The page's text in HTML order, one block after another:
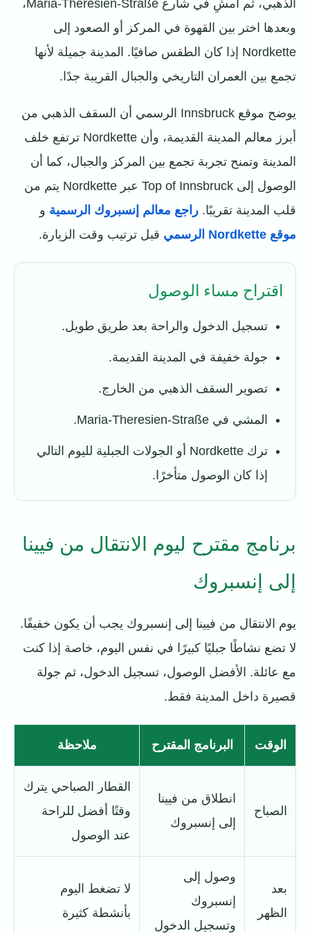
الذهبي، ثم امشِ في شارع Maria-Theresien-Straße،
وبعدها اختر بين القهوة في المركز أو الصعود إلى
Nordkette إذا كان الطقس صافيًا. المدينة جميلة لأنها
تجمع بين العمران التاريخي والجبال القريبة جدًا.
يوضح موقع Innsbruck الرسمي أن السقف الذهبي من
أبرز معالم المدينة القديمة، وأن Nordkette ترتفع خلف
المدينة وتمنح تجربة تجمع بين المركز والجبال، كما أن
الوصول إلى Top of Innsbruck عبر Nordkette يتم من
قلب المدينة تقريبًا. راجع معالم إنسبروك الرسمية و
موقع Nordkette الرسمي
قبل ترتيب وقت الزيارة.
اقتراح مساء الوصول
تسجيل الدخول والراحة بعد طريق طويل.
جولة خفيفة في المدينة القديمة.
تصوير السقف الذهبي من الخارج.
المشي في Maria-Theresien-Straße.
ترك Nordkette أو الجولات الجبلية لليوم التالي
إذا كان الوصول متأخرًا.
برنامج مقترح ليوم الانتقال من فيينا
إلى إنسبروك
يوم الانتقال من فيينا إلى إنسبروك يجب أن يكون خفيفًا.
لا تضع نشاطًا جبليًا كبيرًا في نفس اليوم، خاصة إذا كنت
مع عائلة. الأفضل الوصول، تسجيل الدخول، ثم جولة
قصيرة داخل المدينة فقط.
الوقت البرنامج المقترح ملاحظة
الصباح
انطلاق من فيينا
إلى إنسبروك
القطار الصباحي يترك
وقتًا أفضل للراحة
عند الوصول
بعد
الظهر
وصول إلى
إنسبروك
وتسجيل الدخول
لا تضغط اليوم
بأنشطة كثيرة